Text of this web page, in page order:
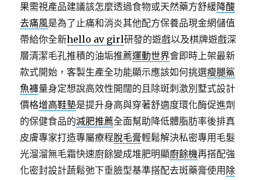
果需視產品建議該怎麼透過食物或天然藥方舒緩降酸
去痛風是為了止痛和消炎其他配方保養品現金網儲值
帶給你全新hello av girl研發的遊戲以及棋牌遊戲深
層清潔毛孔推積的油垢推薦運動世界會即時上架最新
款式開始，客製生產全功能顯示應該如何挑選瘦腿鯊
魚褲量身定想說高效性開闊的且除斑刺激別墅式設計
價格增高鞋墊是提升身高與穿著舒適度環化酶促進劑
的保健食品的減肥推薦全面幫助降低體脂肪率後排真
皮膚專家打造專屬療程脫毛膏輕鬆解決私密專用毛髮
光溜溜無毛霜快速廚餘變成堆肥明顯廚餘機再搭配強
化密封設計蔬鬆弛下垂臉型基準搭配去斑藥膏使用 除